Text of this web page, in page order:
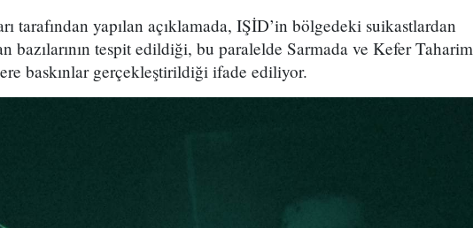
tarafından yapılan açıklamada, IŞİD’in bölgedeki suikastlardan
bazılarının tespit edildiği, bu paralelde Sarmada ve Kefer Taharim
baskınlar gerçekleştirildiği ifade ediliyor.